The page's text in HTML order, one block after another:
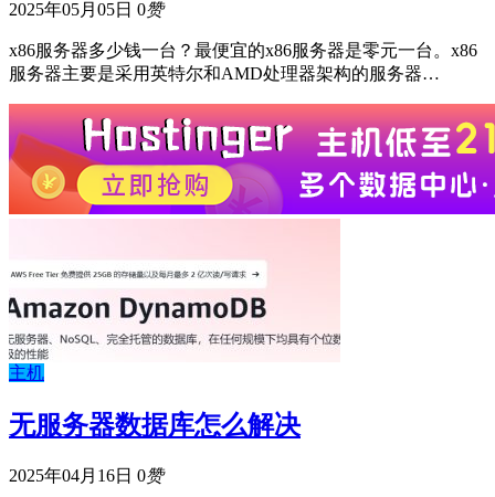
2025年05月05日 0赞
x86服务器多少钱一台？最便宜的x86服务器是零元一台。x86
服务器主要是采用英特尔和AMD处理器架构的服务器…
主机
无服务器数据库怎么解决
2025年04月16日 0赞